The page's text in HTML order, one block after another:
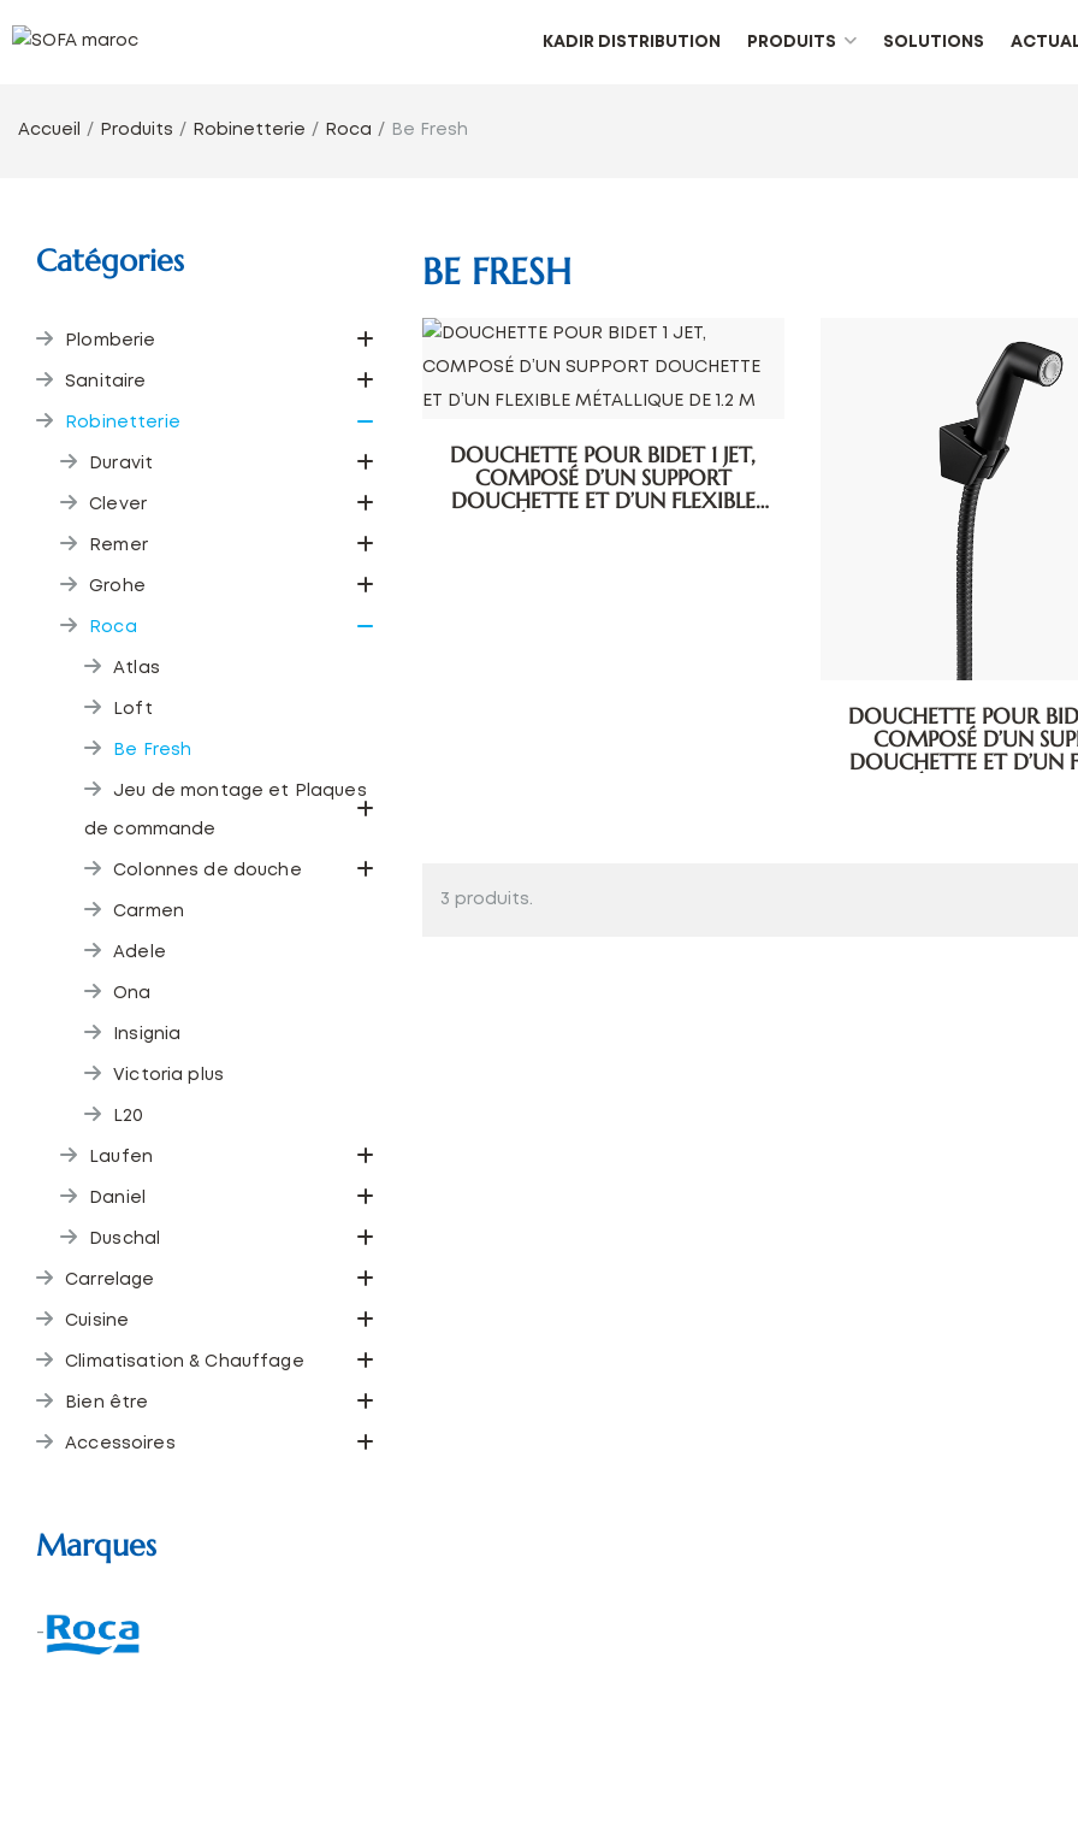
KADIR DISTRIBUTION PRODUITS SOLUTIONS
Accueil Produits Robinetterie Roca Be Fresh
Catégories
Plomberie
Sanitaire
Robinetterie
Duravit
Clever
Remer
Grohe
Roca
Atlas
Loft
Be Fresh
Jeu de montage et Plaques
de commande
Colonnes de douche
Carmen
Adele
Ona
Insignia
Victoria plus
L20
Laufen
Daniel
Duschal
Carrelage
Cuisine
Climatisation & Chauffage
Bien être
Accessoires
Marques
-
BE FRESH
DOUCHETTE POUR BIDET 1 JET,
COMPOSÉ D’UN SUPPORT
DOUCHETTE ET D’UN FLEXIBLE
DOUCHETTE POUR
COMPOSÉ D’UN
DOUCHETTE ET D’UN
3 produits.